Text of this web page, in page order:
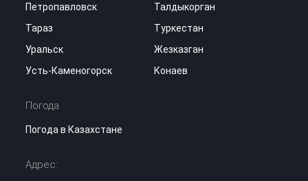
Петропавловск
Талдыкорган
Тараз
Туркестан
Уральск
Жезказган
Усть-Каменогорск
Конаев
Погода
Погода в Казахстане
Адрес: